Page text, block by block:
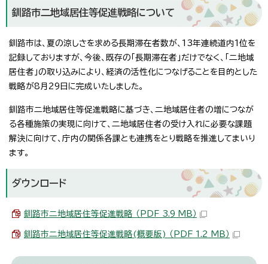
釧路市二地域居住等促進戦略について
釧路市は、夏の涼しさを求める長期滞在者数が、13年連続道内1位を
記録しておりますが、今後、既存の「長期滞在者」だけでなく、「二地域
居住者」の取り込みにより、経済の活性化につなげることを目的とした
戦略が8月29日に完成いたしました。
釧路市二地域居住等促進戦略に基づき、二地域居住者の増につなが
る各種施策の実現に向けて、二地域居住者の受け入れに必要な課題
解決に向けて、庁内の関係各課とも連携をとり戦略を推進してまいり
ます。
ダウンロード
釧路市二地域居住等促進戦略 （PDF 3.9 MB）
釧路市二地域居住等促進戦略(概要版) （PDF 1.2 MB）